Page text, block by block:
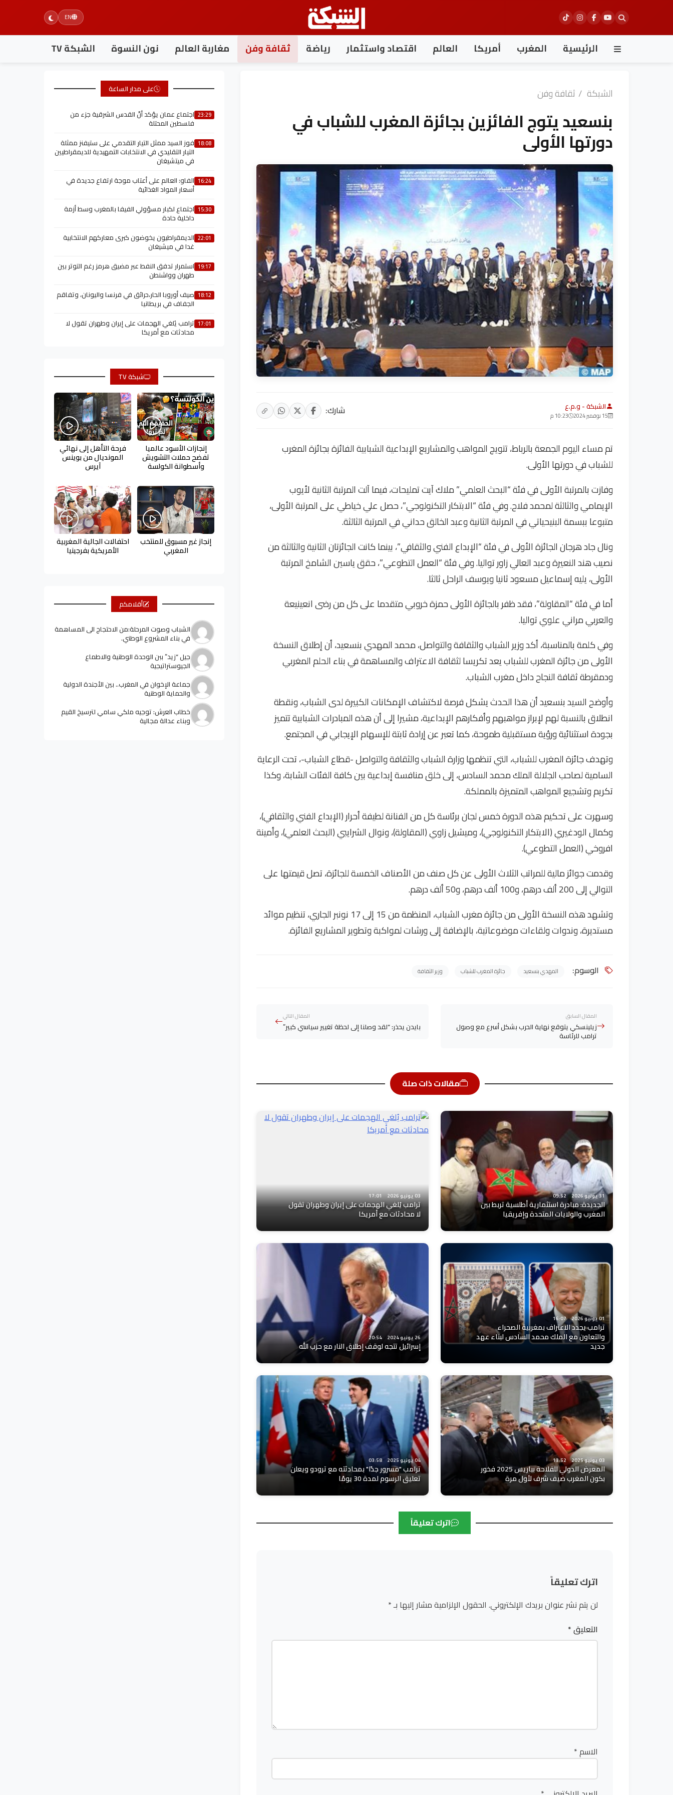
EN
الرئيسية المغرب أمريكا العالم اقتصاد واستثمار رياضة ثقافة وفن مغاربة العالم نون النسوة الشبكة TV
الشبكة / ثقافة وفن
بنسعيد يتوج الفائزين بجائزة المغرب للشباب في
دورتها الأولى
الشبكة - و.م.ع
15 نوفمبر 2024 10:23 م شارك:
تم مساء اليوم الجمعة بالرباط، تتويج المواهب والمشاريع الإبداعية الشبابية الفائزة بجائزة المغرب
للشباب في دورتها الأولى.
وفازت بالمرتبة الأولى في فئة “البحث العلمي” ملاك آيت تمليحات، فيما آلت المرتبة الثانية لأيوب
الإيمامي والثالثة لمحمد فلاح. وفي فئة “الابتكار التكنولوجي”، حصل علي خياطي على المرتبة الأولى،
متبوعا ببسمة البنيحياتي في المرتبة الثانية وعبد الخالق حداني في المرتبة الثالثة.
ونال جاد هرجان الجائزة الأولى في فئة “الإبداع الفني والثقافي”، بينما كانت الجائزتان الثانية والثالثة من
نصيب هند النعيرة وعبد العالي زاور تواليا. وفي فئة “العمل التطوعي”، حقق ياسين الشامخ المرتبة
الأولى، يليه إسماعيل مسعود ثانيا ويوسف الراحل ثالثا.
أما في فئة “المقاولة”، فقد ظفر بالجائزة الأولى حمزة خروبي متقدما على كل من رضى انعينيعة
والعربي مراني علوي تواليا.
وفي كلمة بالمناسبة، أكد وزير الشباب والثقافة والتواصل، محمد المهدي بنسعيد، أن إطلاق النسخة
الأولى من جائزة المغرب للشباب يعد تكريسا لثقافة الاعتراف والمساهمة في بناء الحلم المغربي
ودمقرطة ثقافة النجاح داخل مغرب الشباب.
وأوضح السيد بنسعيد أن هذا الحدث يشكل فرصة لاكتشاف الإمكانات الكبيرة لدى الشباب، ونقطة
انطلاق بالنسبة لهم لإبراز مواهبهم وأفكارهم الإبداعية، مشيرا إلى أن هذه المبادرات الشبابية تتميز
بجودة استثنائية ورؤية مستقبلية طموحة، كما تعبر عن إرادة ثابتة للإسهام الإيجابي في المجتمع.
وتهدف جائزة المغرب للشباب، التي تنظمها وزارة الشباب والثقافة والتواصل -قطاع الشباب-، تحت الرعاية
السامية لصاحب الجلالة الملك محمد السادس، إلى خلق منافسة إبداعية بين كافة الفئات الشابة، وكذا
تكريم وتشجيع المواهب المتميزة بالمملكة.
وسهرت على تحكيم هذه الدورة خمس لجان برئاسة كل من الفنانة لطيفة أحرار (الإبداع الفني والثقافي)،
وكمال الودغيري (الابتكار التكنولوجي)، وميشيل زاوي (المقاولة)، ونوال الشرايبي (البحث العلمي)، وأمينة
افروخي (العمل التطوعي).
وقدمت جوائز مالية للمراتب الثلاث الأولى عن كل صنف من الأصناف الخمسة للجائزة، تصل قيمتها على
التوالي إلى 200 ألف درهم، و100 ألف درهم، و50 ألف درهم.
وتشهد هذه النسخة الأولى من جائزة مغرب الشباب، المنظمة من 15 إلى 17 نونبر الجاري، تنظيم موائد
مستديرة، وندوات ولقاءات موضوعاتية، بالإضافة إلى ورشات لمواكبة وتطوير المشاريع الفائزة.
الوسوم: المهدي بنسعيد جائزة المغرب للشباب وزير الثقافة
المقال السابق
زيلينسكي يتوقع نهاية الحرب بشكل أسرع مع وصول
ترامب للرئاسة
المقال التالي
بايدن يحذر: “لقد وصلنا إلى لحظة تغيير سياسي كبير”
مقالات ذات صلة
31 يونيو 2026 09:52
الجديدة: مبادرة استثمارية أطلسية تربط بين
المغرب والولايات المتحدة وإفريقيا
03 يونيو 2026 17:01
ترامب يُلغي الهجمات على إيران وطهران تقول
لا محادثات مع أمريكا
01 يونيو 2026 16:07
ترامب يجدد الاعتراف بمغربية الصحراء
والتعاون مع الملك محمد السادس لبناء عهد
جديد
26 يونيو 2024 20:54
إسرائيل تتجه لوقف إطلاق النار مع حزب الله
03 يونيو 2025 13:52
المعرض الدولي للفلاحة بباريس 2025 فخور
بكون المغرب ضيف شرف لأول مرة
04 يونيو 2025 03:58
ترامب "مسرور جدًا" بمحادثته مع ترودو ويعلن
تعليق الرسوم لمدة 30 يومًا
اترك تعليقاً
اترك تعليقاً
لن يتم نشر عنوان بريدك الإلكتروني. الحقول الإلزامية مشار إليها بـ*
التعليق*
الاسم*
على مدار الساعة
23:29 اجتماع عمان يؤكد أنّ القدس الشرقية جزء من
فلسطين المحتلة
18:08 فوز السيد ممثل التيار التقدمي على ستيفنز ممثلة
التيار التقليدي في الانتخابات التمهيدية للديمقراطيين
في ميتشيغان
16:24 الفاو: العالم على أعتاب موجة ارتفاع جديدة في
أسعار المواد الغذائية
15:30 اجتماع لكبار مسؤولي الفيفا بالمغرب وسط أزمة
داخلية حادة
22:01 الديمقراطيون يخوضون كبرى معاركهم الانتخابية
غدا في ميشيغان
19:17 استمرار تدفق النفط عبر مضيق هرمز رغم التوتر بين
طهران وواشنطن
18:12 صيف أوروبا الحار،حرائق في فرنسا واليونان، وتفاقم
الجفاف في بريطانيا
17:01 ترامب يُلغي الهجمات على إيران وطهران تقول لا
محادثات مع أمريكا
شبكة TV
إنجازات الأسود عالميا
تفضح حملات التشويش
وأسطوانة الكولسة
فرحة التأهل إلى نهائي
المونديال من بوينس
آيرس
إنجاز غير مسبوق للمنتخب
المغربي
احتفالات الجالية المغربية
الأمريكية بفرجينيا
أقلامكم
الشباب وصوت المرحلة:من الاحتجاج الى المساهمة
في بناء المشروع الوطني.
جيل “زيد” ببن الوحدة الوطنية والاطماع
الجيوستراتيجية
جماعة الإخوان في المغرب.. بين الأجندة الدولية
والحماية الوطنية
خطاب العرش: توجيه ملكي سامي لترسيخ القيم
وبناء عدالة مجالية